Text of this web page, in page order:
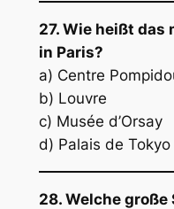
27. Wie heißt das
in Paris?
a) Centre
b) Louvre
c) Musée d’Orsay
d) Palais de Tokyo
28. Welche